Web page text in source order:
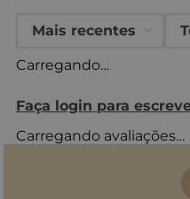
Carregando…
Faça login para
Mais recentes
Carregando avaliações…